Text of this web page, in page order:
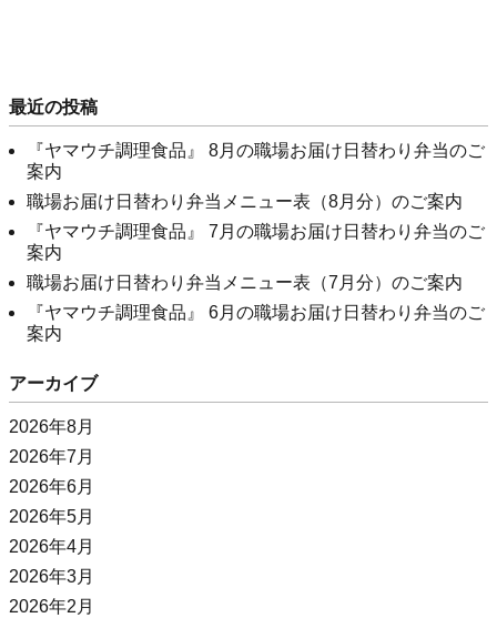
最近の投稿
『ヤマウチ調理食品』 8月の職場お届け日替わり弁当のご
案内
職場お届け日替わり弁当メニュー表（8月分）のご案内
『ヤマウチ調理食品』 7月の職場お届け日替わり弁当のご
案内
職場お届け日替わり弁当メニュー表（7月分）のご案内
『ヤマウチ調理食品』 6月の職場お届け日替わり弁当のご
案内
アーカイブ
2026年8月
2026年7月
2026年6月
2026年5月
2026年4月
2026年3月
2026年2月